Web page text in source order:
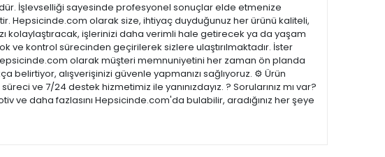
İşlevselliği sayesinde profesyonel sonuçlar elde etmenize
Hepsicinde.com olarak size, ihtiyaç duyduğunuz her ürünü kaliteli,
kolaylaştıracak, işlerinizi daha verimli hale getirecek ya da yaşam
ve kontrol sürecinden geçirilerek sizlere ulaştırılmaktadır. İster
Hepsicinde.com olarak müşteri memnuniyetini her zaman ön planda
alışverişinizi güvenle yapmanızı sağlıyoruz. ⚙️ Ürün
ve 7/24 destek hizmetimiz ile yanınızdayız. ? Sorularınız mı var?
ve daha fazlasını Hepsicinde.com'da bulabilir, aradığınız her şeye